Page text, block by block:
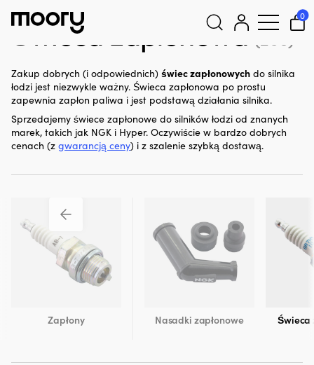
0
Świeca zapłonowa (260)
Zakup dobrych (i odpowiednich) świec zapłonowych do silnika
łodzi jest niezwykle ważny. Świeca zapłonowa po prostu
zapewnia zapłon paliwa i jest podstawą działania silnika.
Sprzedajemy świece zapłonowe do silników łodzi od znanych
marek, takich jak NGK i Hyper. Oczywiście w bardzo dobrych
cenach (z gwarancją ceny) i z szalenie szybką dostawą.
Zapłony Nasadki zapłonowe Świeca